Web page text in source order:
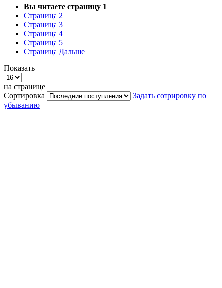
Вы читаете страницу 1
Страница 2
Страница 3
Страница 4
Страница 5
Страница Дальше
Показать
на странице
Сортировка
Задать сотрировку по
убыванию